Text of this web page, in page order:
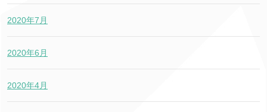
2020年7月
2020年6月
2020年4月